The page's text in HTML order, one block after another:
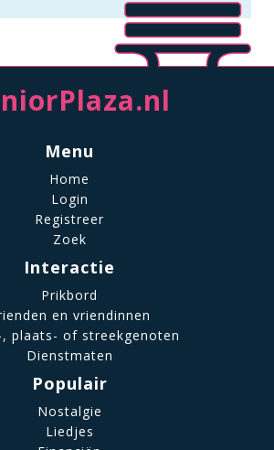
Menu
Home
Login
Registreer
Zoek
Interactie
Prikbord
en vriendinnen
plaats- of streekgenoten
Dienstmaten
Populair
Nostalgie
Liedjes